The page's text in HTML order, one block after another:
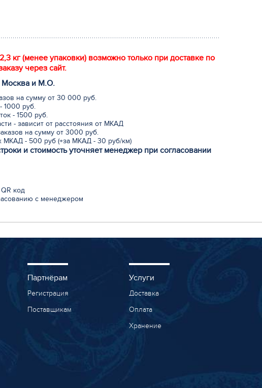
кг (менее упаковки) возможно только при доставке по
через сайт.
Москва и М.О.
на сумму от 30 000 руб.
руб.
- 1500 руб.
- зависит от расстояния от МКАД
на сумму от 3000 руб.
МКАД - 500 руб (+за МКАД - 30 руб/км)
и стоимость уточняет менеджер при согласовании
код
с менеджером
Партнёрам
Регистрация
Поставщикам
Услуги
Доставка
Оплата
Хранение